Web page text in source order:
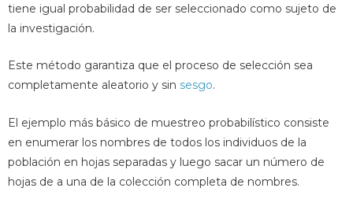
tiene igual probabilidad de ser seleccionado como sujeto de
la investigación.
Este método garantiza que el proceso de selección sea
completamente aleatorio y sin sesgo.
El ejemplo más básico de muestreo probabilístico consiste
en enumerar los nombres de todos los individuos de la
población en hojas separadas y luego sacar un número de
hojas de a una de la colección completa de nombres.